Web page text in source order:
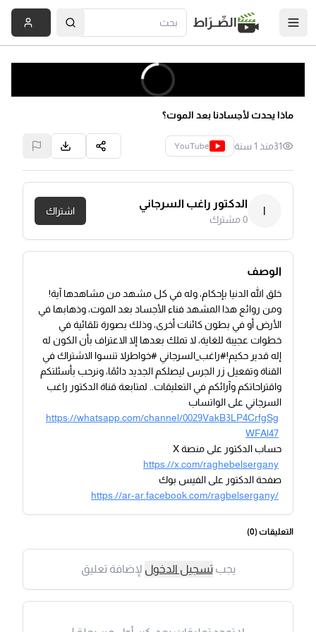
الصِّــرَاط
ماذا يحدث لأجسادنا بعد الموت؟
31منذ 1 سنة YouTube
ا
الدكتور راغب السرجاني
0مشترك
اشتراك
الوصف
خلق الله الدنيا بإحكام، وله في كل مشهد من مشاهدها آية!
ومن روائع هذا المشهد فناء الأجساد بعد الموت، وذهابها في
الأرض أو في بطون كائنات أخرى، وذلك بصورة تلقائية في
خطوات عجيبة للغاية، لا تملك بعدها إلا الاعتراف بأن الكون له
إله قدير حكيم!#راغب_السرجاني #خواطرلا تنسوا الاشتراك في
القناة وتفعيل زر الجرس ليصلكم الجديد دائمًا، ونرحب بأسئلتكم
واقتراحاتكم وآرائكم في التعليقات.. لمتابعة قناة الدكتور راغب
السرجاني على الواتساب
https://whatsapp.com/channel/0029VakB3LP4CrfgSg
WFAl47
حساب الدكتور على منصة X
https://x.com/raghebelsergany
صفحة الدكتور على الفيس بوك
https://ar-ar.facebook.com/ragbelsergany/
التعليقات (0
)
يجبتسجيل الدخول لإضافة تعليق